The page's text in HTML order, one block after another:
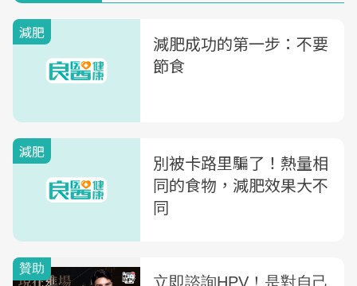
減肥
減肥成功的第一步：不要
節食
減肥
別被卡路里騙了！熱量相
同的食物，減肥效果大不
同